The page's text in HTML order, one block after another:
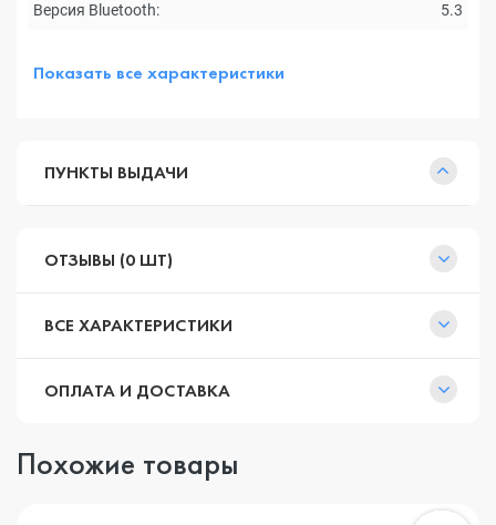
Версия Bluetooth: 5.3
Показать все характеристики
ПУНКТЫ ВЫДАЧИ
ОТЗЫВЫ (0 ШТ)
ВСЕ ХАРАКТЕРИСТИКИ
ОПЛАТА И ДОСТАВКА
Похожие товары